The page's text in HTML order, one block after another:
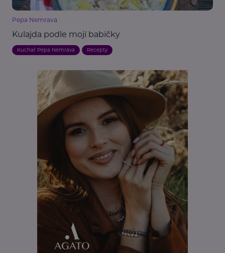
Pepa Nemrava
Kulajda podle mojí babičky
Kuchař Pepa Nemrava Recepty